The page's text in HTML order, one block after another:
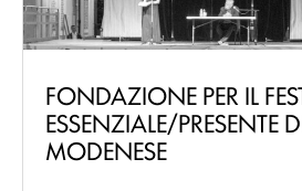
FONDAZIONE PER IL
ESSENZIALE/PRESENTE
MODENESE